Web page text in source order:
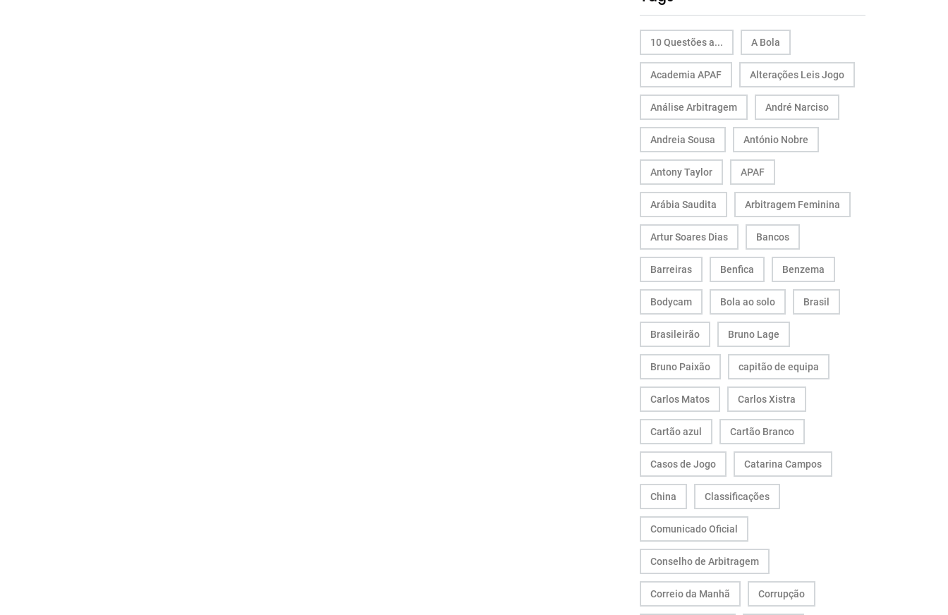
10 Questões a... A Bola
Academia APAF Alterações Leis Jogo
Análise Arbitragem André Narciso
Andreia Sousa António Nobre
Antony Taylor APAF
Arábia Saudita Arbitragem Feminina
Artur Soares Dias Bancos
Barreiras Benfica Benzema
Bodycam Bola ao solo Brasil
Brasileirão Bruno Lage
Bruno Paixão capitão de equipa
Carlos Matos Carlos Xistra
Cartão azul Cartão Branco
Casos de Jogo Catarina Campos
China Classificações
Comunicado Oficial
Conselho de Arbitragem
Correio da Manhã Corrupção